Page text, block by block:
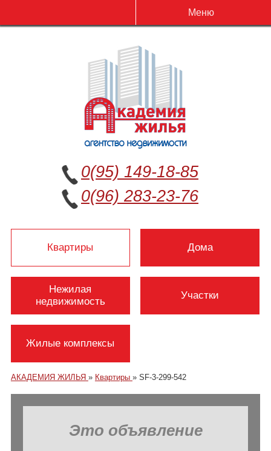
Меню
0(95) 149-18-85
0(96) 283-23-76
Квартиры Дома
Нежилая
недвижимость
Участки
Жилые комплексы
АКАДЕМИЯ ЖИЛЬЯ » Квартиры » SF-3-299-542
Это объявление